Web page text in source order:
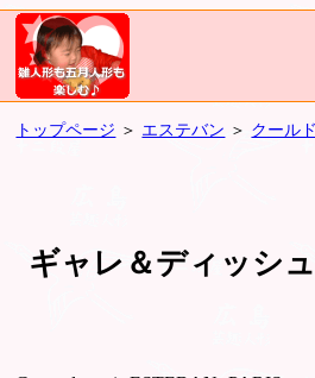
トップページ ＞ エステバン ＞ クール
ギャレ＆ディッシ